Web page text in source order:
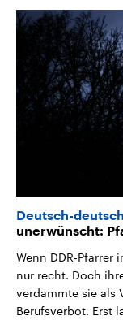
Deutsch-
unerwünscht:
Wenn DDR-Pfarrer
nur recht. Doch
verdammte sie als
Berufsverbot. Erst